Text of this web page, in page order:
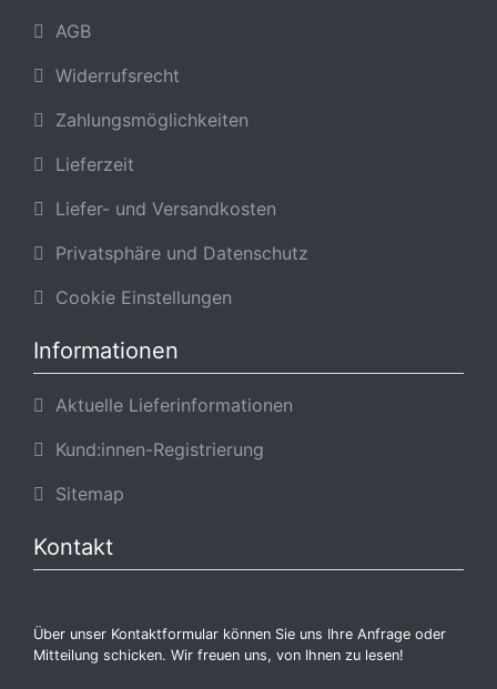
AGB
Widerrufsrecht
Zahlungsmöglichkeiten
Lieferzeit
Liefer- und Versandkosten
Privatsphäre und Datenschutz
Cookie Einstellungen
Informationen
Aktuelle Lieferinformationen
Kund:innen-Registrierung
Sitemap
Kontakt
Über unser Kontaktformular können Sie uns Ihre Anfrage oder
Mitteilung schicken. Wir freuen uns, von Ihnen zu lesen!